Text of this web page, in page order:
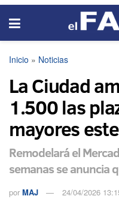
Inicio » Noticias
La Ciudad
1.500 las
mayores
Remodelará el
semanas se anuncia
por MAJ 24/04/2026